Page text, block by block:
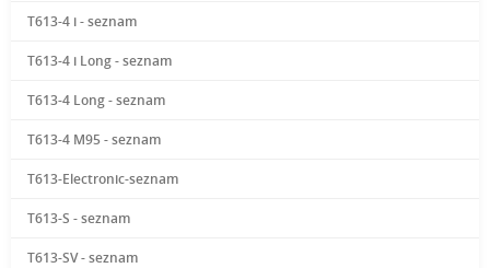
T613-4 i - seznam
T613-4 i Long - seznam
T613-4 Long - seznam
T613-4 M95 - seznam
T613-Electronic-seznam
T613-S - seznam
T613-SV - seznam